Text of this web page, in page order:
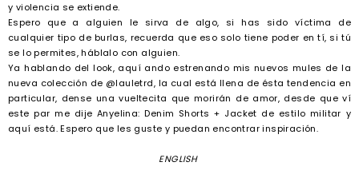
y violencia se extiende.
Espero que a alguien le sirva de algo, si has sido víctima de
cualquier tipo de burlas, recuerda que eso solo tiene poder en tí, si tú
se lo permites, háblalo con alguien.
Ya hablando del look, aquí ando estrenando mis nuevos mules de la
nueva colección de @lauletrd, la cual está llena de ésta tendencia en
particular, dense una vueltecita que morirán de amor, desde que ví
este par me dije Anyelina: Denim Shorts + Jacket de estilo militar y
aquí está. Espero que les guste y puedan encontrar inspiración.
ENGLISH